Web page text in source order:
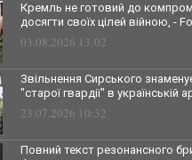
Кремль не готовий до
досягти своїх цілей війною, -
03.08.2026 13:02
Звільнення Сирського
"старої гвардії" в українській
23.07.2026 10:32
Повний текст резонансного